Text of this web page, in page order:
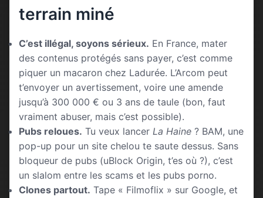
terrain miné
C’est illégal, soyons sérieux. En France, mater
des contenus protégés sans payer, c’est comme
piquer un macaron chez Ladurée. L’Arcom peut
t’envoyer un avertissement, voire une amende
jusqu’à 300 000 € ou 3 ans de taule (bon, faut
vraiment abuser, mais c’est possible).
Pubs reloues. Tu veux lancer La Haine ? BAM, une
pop-up pour un site chelou te saute dessus. Sans
bloqueur de pubs (uBlock Origin, t’es où ?), c’est
un slalom entre les scams et les pubs porno.
Clones partout. Tape « Filmoflix » sur Google, et